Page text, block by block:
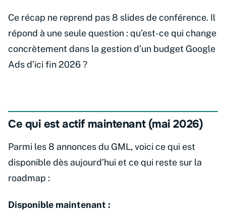
Ce récap ne reprend pas 8 slides de conférence. Il
répond à une seule question : qu’est-ce qui change
concrètement dans la gestion d’un budget Google
Ads d’ici fin 2026 ?
Ce qui est actif maintenant (mai 2026)
Parmi les 8 annonces du GML, voici ce qui est
disponible dès aujourd’hui et ce qui reste sur la
roadmap :
Disponible maintenant :